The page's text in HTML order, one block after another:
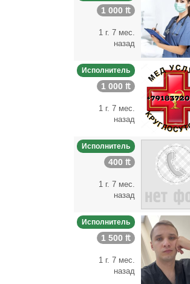
1 000 ₶
1 г. 7 мес.
назад
Исполнитель
1 000 ₶
1 г. 7 мес.
назад
Исполнитель
400 ₶
1 г. 7 мес.
назад
Исполнитель
1 500 ₶
1 г. 7 мес.
назад